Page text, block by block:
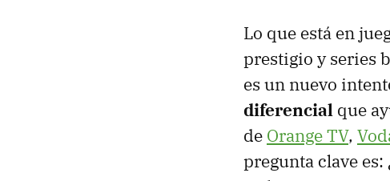
Lo que está en
prestigio y series
es un nuevo
diferencial que
de Orange TV,
pregunta clave